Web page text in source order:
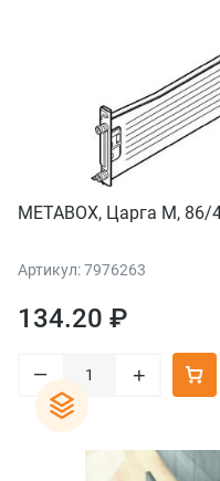
METABOX, Царга М,
Артикул: 7976263
134.20 ₽
– +